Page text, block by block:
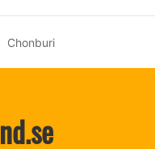
Chonburi